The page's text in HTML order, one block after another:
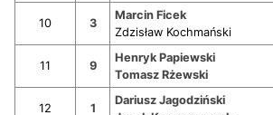
10 3
Marcin Ficek
Zdzisław Kochmański
11 9
Henryk Papiewski
Tomasz Rżewski
12 1
Dariusz Jagodziński